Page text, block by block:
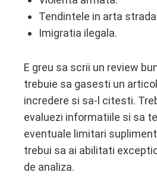
Tendintele in arta
Imigratia ilegala.
E greu sa scrii un review
trebuie sa gasesti un
incredere si sa-l citesti.
evaluezi informatiile si sa
eventuale limitari
trebui sa ai abilitati
de analiza.